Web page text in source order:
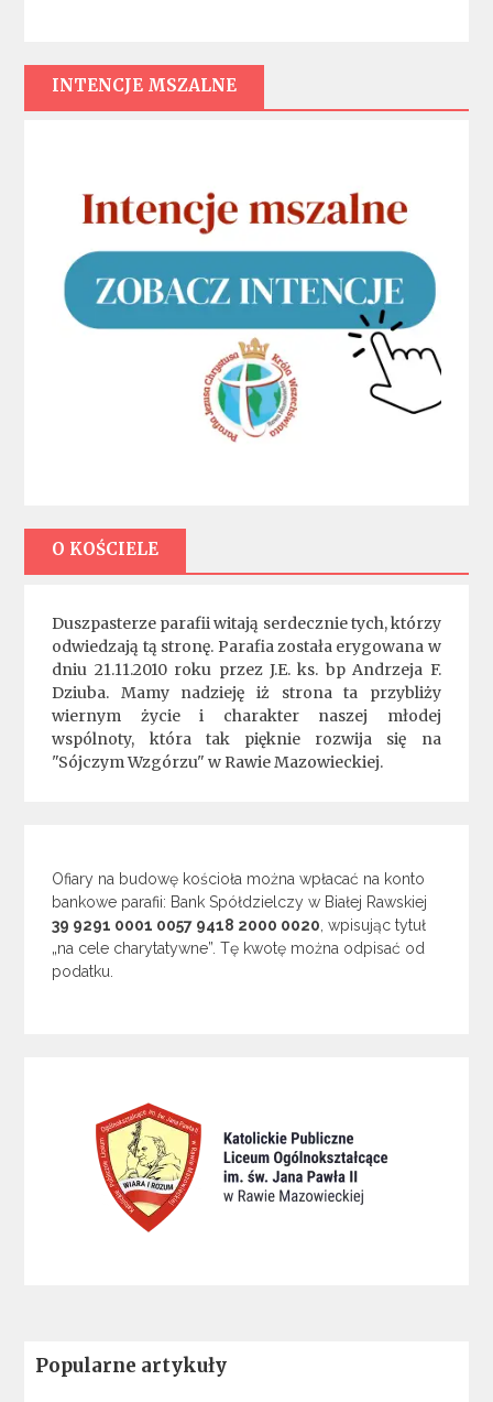
INTENCJE MSZALNE
O KOŚCIELE
Duszpasterze parafii witają serdecznie tych, którzy
odwiedzają tą stronę. Parafia została erygowana w
dniu 21.11.2010 roku przez J.E. ks. bp Andrzeja F.
Dziuba. Mamy nadzieję iż strona ta przybliży
wiernym życie i charakter naszej młodej
wspólnoty, która tak pięknie rozwija się na
"Sójczym Wzgórzu" w Rawie Mazowieckiej.
Ofiary na budowę kościoła można wpłacać na konto
bankowe parafii: Bank Spółdzielczy w Białej Rawskiej
39 9291 0001 0057 9418 2000 0020 , wpisując tytuł
„na cele charytatywne”. Tę kwotę można odpisać od
podatku.
Popularne artykuły